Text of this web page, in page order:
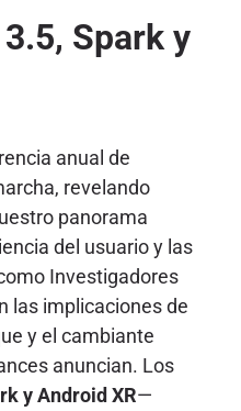
Spark y
anual de
revelando
panorama
del usuario y las
Investigadores
las implicaciones de
y el cambiante
anuncian. Los
y Android XR—